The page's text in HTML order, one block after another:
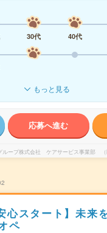
30代 40代
もっと見る
応募へ進む
ループ株式会社 ケアサービス事業部 （
心スタート】未来
ペ